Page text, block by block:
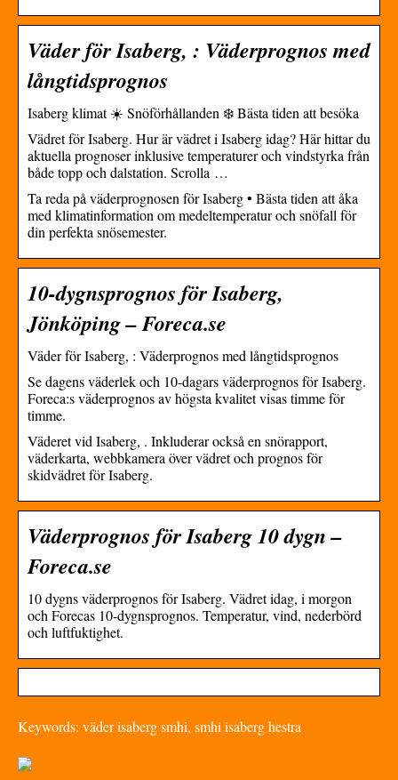
Väder för Isaberg, : Väderprognos med
långtidsprognos
Isaberg klimat ☀️ Snöförhållanden ❄️ Bästa tiden att besöka
Vädret för Isaberg. Hur är vädret i Isaberg idag? Här hittar du
aktuella prognoser inklusive temperaturer och vindstyrka från
både topp och dalstation. Scrolla …
Ta reda på väderprognosen för Isaberg • Bästa tiden att åka
med klimatinformation om medeltemperatur och snöfall för
din perfekta snösemester.
10-dygnsprognos för Isaberg,
Jönköping – Foreca.se
Väder för Isaberg, : Väderprognos med långtidsprognos
Se dagens väderlek och 10-dagars väderprognos för Isaberg.
Foreca:s väderprognos av högsta kvalitet visas timme för
timme.
Väderet vid Isaberg, . Inkluderar också en snörapport,
väderkarta, webbkamera över vädret och prognos för
skidvädret för Isaberg.
Väderprognos för Isaberg 10 dygn –
Foreca.se
10 dygns väderprognos för Isaberg. Vädret idag, i morgon
och Forecas 10-dygnsprognos. Temperatur, vind, nederbörd
och luftfuktighet.
Keywords: väder isaberg smhi, smhi isaberg hestra